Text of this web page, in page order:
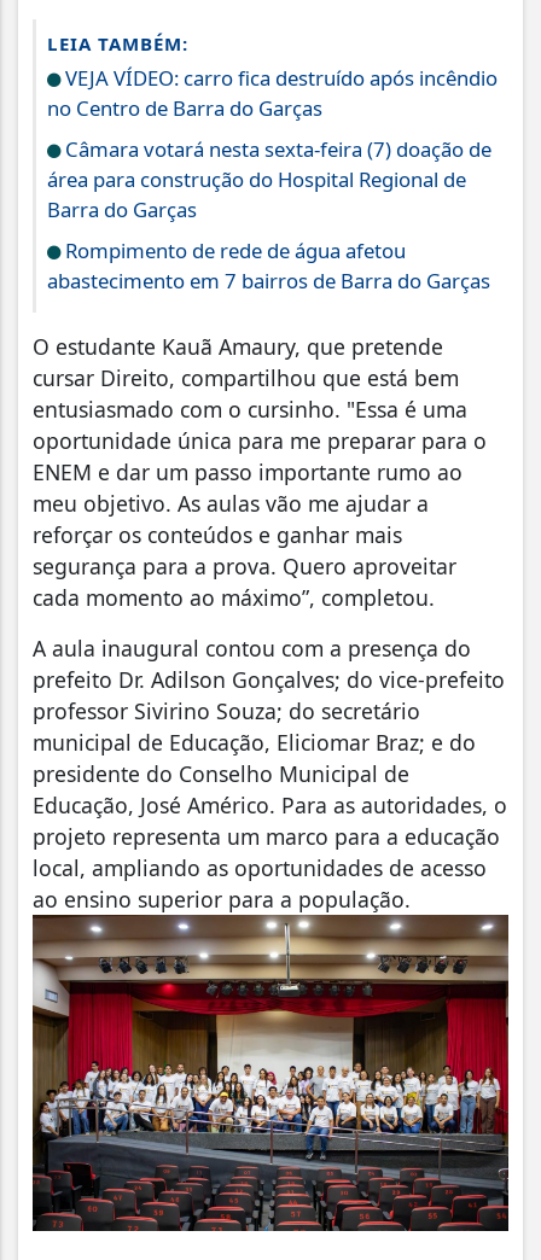
LEIA TAMBÉM:
VEJA VÍDEO: carro fica destruído após incêndio
no Centro de Barra do Garças
Câmara votará nesta sexta-feira (7) doação de
área para construção do Hospital Regional de
Barra do Garças
Rompimento de rede de água afetou
abastecimento em 7 bairros de Barra do Garças
O estudante Kauã Amaury, que pretende
cursar Direito, compartilhou que está bem
entusiasmado com o cursinho. "Essa é uma
oportunidade única para me preparar para o
ENEM e dar um passo importante rumo ao
meu objetivo. As aulas vão me ajudar a
reforçar os conteúdos e ganhar mais
segurança para a prova. Quero aproveitar
cada momento ao máximo”, completou.
A aula inaugural contou com a presença do
prefeito Dr. Adilson Gonçalves; do vice-prefeito
professor Sivirino Souza; do secretário
municipal de Educação, Eliciomar Braz; e do
presidente do Conselho Municipal de
Educação, José Américo. Para as autoridades, o
projeto representa um marco para a educação
local, ampliando as oportunidades de acesso
ao ensino superior para a população.